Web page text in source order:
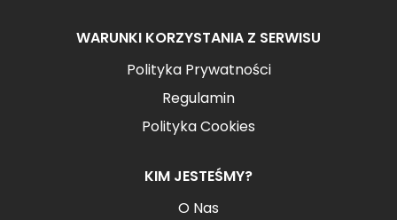
WARUNKI KORZYSTANIA Z SERWISU
Polityka Prywatności
Regulamin
Polityka Cookies
KIM JESTEŚMY?
O Nas